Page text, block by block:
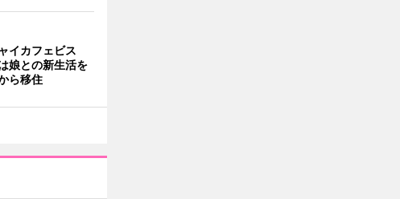
イカフェビス
娘との新生活を
ら移住